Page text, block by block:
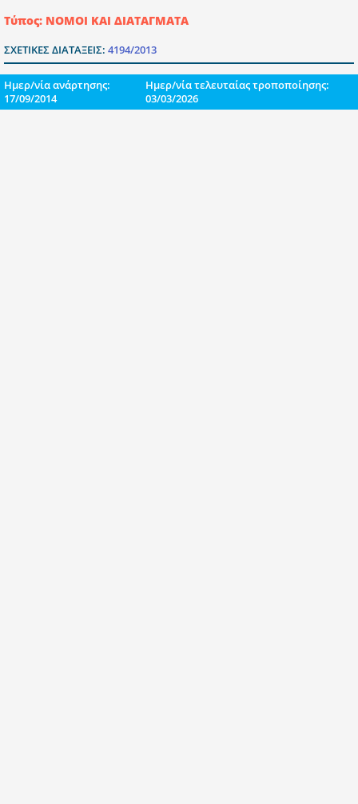
Τύπος: ΝΟΜΟΙ ΚΑΙ ΔΙΑΤΑΓΜΑΤΑ
ΣΧΕΤΙΚΕΣ ΔΙΑΤΑΞΕΙΣ: 4194/2013
Ημερ/νία ανάρτησης:
17/09/2014
Ημερ/νία τελευταίας τροποποίησης:
03/03/2026